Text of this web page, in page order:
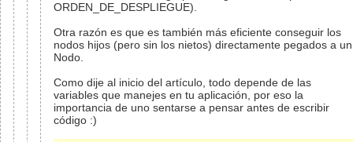
ORDEN_DE_DESPLIEGUE).
Otra razón es que es también más eficiente conseguir los
nodos hijos (pero sin los nietos) directamente pegados a un
Nodo.
Como dije al inicio del artículo, todo depende de las
variables que manejes en tu aplicación, por eso la
importancia de uno sentarse a pensar antes de escribir
código :)